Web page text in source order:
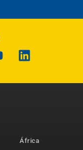
África